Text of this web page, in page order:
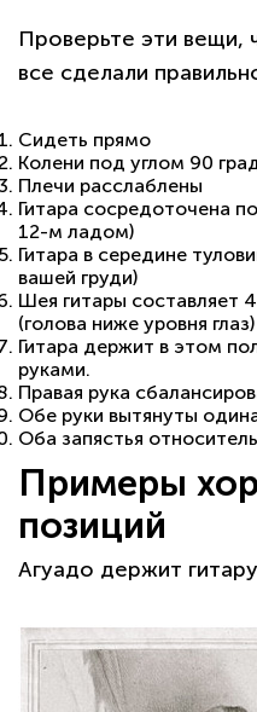
Проверьте эти вещи,
все сделали
Сидеть прямо
Колени под углом 90
Плечи расслаблены
Гитара сосредоточена
12-м ладом)
Гитара в середине
вашей груди)
Шея гитары составляет
(голова ниже уровня глаз)
Гитара держит в этом
руками.
Правая рука
Обе руки вытянуты
Оба запястья
Примеры
позиций
Агуадо держит гитару